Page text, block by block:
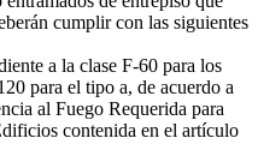
cumplir con las siguientes
a la clase F-60 para los
para el tipo a, de acuerdo a
al Fuego Requerida para
contenida en el artículo